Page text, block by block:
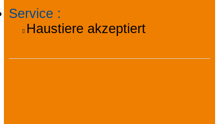
Service :
Haustiere akzeptiert